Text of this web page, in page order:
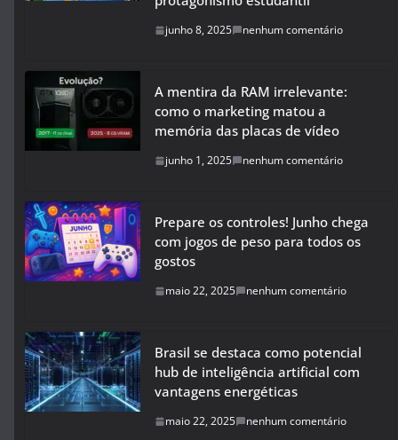
junho 8, 2025 nenhum comentário
A mentira da RAM irrelevante:
como o marketing matou a
memória das placas de vídeo
junho 1, 2025 nenhum comentário
Prepare os controles! Junho chega
com jogos de peso para todos os
gostos
maio 22, 2025 nenhum comentário
Brasil se destaca como potencial
hub de inteligência artificial com
vantagens energéticas
maio 22, 2025 nenhum comentário